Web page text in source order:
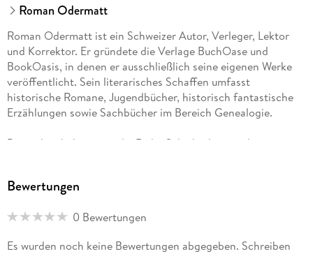
Roman Odermatt
Roman Odermatt ist ein Schweizer Autor, Verleger, Lektor
und Korrektor. Er gründete die Verlage BuchOase und
BookOasis, in denen er ausschließlich seine eigenen Werke
veröffentlicht. Sein literarisches Schaffen umfasst
historische Romane, Jugendbücher, historisch fantastische
Erzählungen sowie Sachbücher im Bereich Genealogie.
Besonders bekannt ist die Reihe Schicksalswege der
widmen sich Figuren der amerikanischen Pioniergeschichte
verbindet historische Elemente mit fantastischen Motiven.
Seine Veröffentlichungen folgen einem klaren Konzept: Jede
Bewertungen
0 Bewertungen
Es wurden noch keine Bewertungen abgegeben. Schreiben